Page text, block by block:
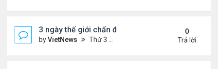
3 ngày thế giới chấn động vì vụ Mỹ bắt Tổng
byVietNews Thứ 3 Tháng 1 06, 2026 4:43 pm
0
Trả lời